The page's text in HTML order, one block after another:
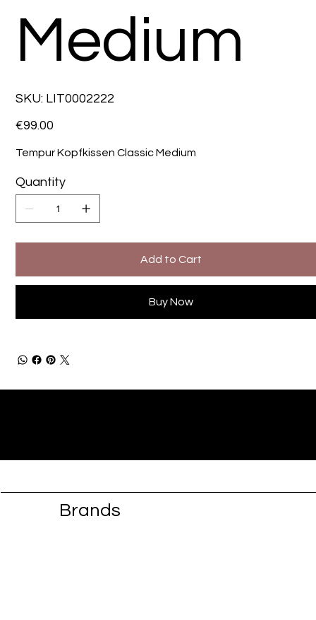
Medium
SKU: SKU
LIT0002222
LIT0002222
Price
€99.00
Tempur Kopfkissen Classic Medium
Quantity
Add to Cart
Buy Now
Brands